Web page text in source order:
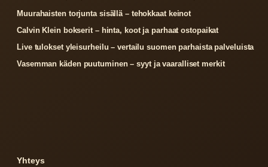
Muurahaisten torjunta sisällä – tehokkaat keinot
Calvin Klein bokserit – hinta, koot ja parhaat ostopaikat
Live tulokset yleisurheilu – vertailu suomen parhaista palveluista
Vasemman käden puutuminen – syyt ja vaaralliset merkit
Yhteys